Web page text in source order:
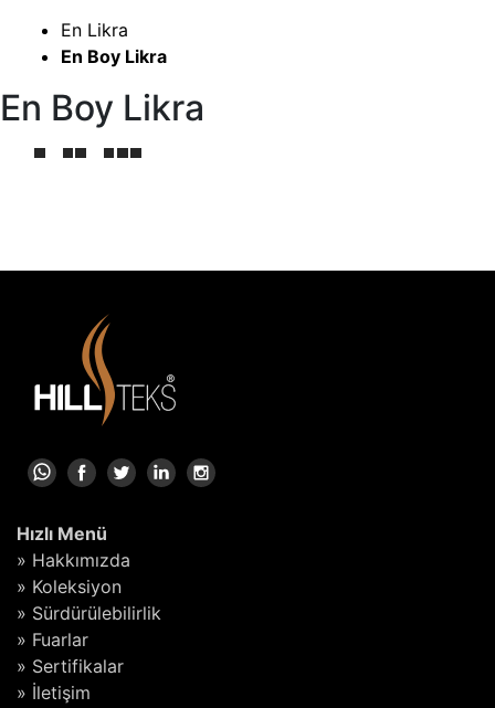
En Likra
En Boy Likra
En Boy Likra
Hızlı Menü
» Hakkımızda
» Koleksiyon
» Sürdürülebilirlik
» Fuarlar
» Sertifikalar
» İletişim